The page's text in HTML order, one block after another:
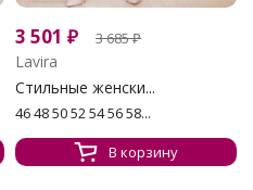
3 501 ₽ 3 685₽
Lavira
Стильные женски...
46 48 50 52 54 56 58...
В корзину